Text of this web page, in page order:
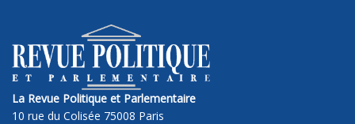
La Revue Politique et Parlementaire
10 rue du Colisée 75008 Paris